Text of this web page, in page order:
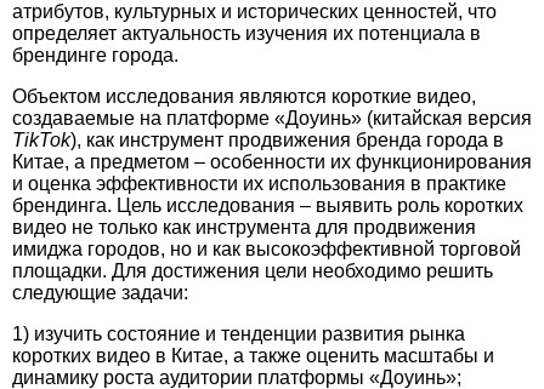
атрибутов, культурных и исторических ценностей, что
определяет актуальность изучения их потенциала в
брендинге города.
Объектом исследования являются короткие видео,
создаваемые на платформе «Доуинь» (китайская версия
TikTok), как инструмент продвижения бренда города в
Китае, а предметом – особенности их функционирования
и оценка эффективности их использования в практике
брендинга. Цель исследования – выявить роль коротких
видео не только как инструмента для продвижения
имиджа городов, но и как высокоэффективной торговой
площадки. Для достижения цели необходимо решить
следующие задачи:
1) изучить состояние и тенденции развития рынка
коротких видео в Китае, а также оценить масштабы и
динамику роста аудитории платформы «Доуинь»;